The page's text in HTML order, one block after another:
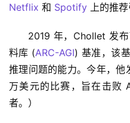
Netflix 和 Spotify 上的推荐
2019 年，Chollet 发
料库 (ARC-AGI) 基准，该
推理问题的能力。今年，
万美元的比赛，旨在击败
者。）